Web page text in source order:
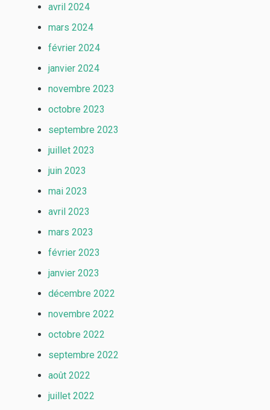
avril 2024
mars 2024
février 2024
janvier 2024
novembre 2023
octobre 2023
septembre 2023
juillet 2023
juin 2023
mai 2023
avril 2023
mars 2023
février 2023
janvier 2023
décembre 2022
novembre 2022
octobre 2022
septembre 2022
août 2022
juillet 2022